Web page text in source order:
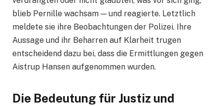
blieb Pernille wachsam — und reagierte. Letztlich
meldete sie ihre Beobachtungen der Polizei. Ihre
Aussage und ihr Beharren auf Klarheit trugen
entscheidend dazu bei, dass die Ermittlungen gegen
Aistrup Hansen aufgenommen wurden.
Die Bedeutung für Justiz und